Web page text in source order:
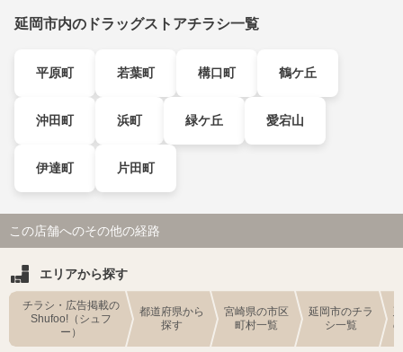
延岡市内のドラッグストアチラシ一覧
平原町 若葉町 構口町 鶴ケ丘
沖田町 浜町 緑ケ丘 愛宕山
伊達町 片田町
この店舗へのその他の経路
エリアから探す
チラシ・広告掲載の
Shufoo!（シュフ
ー）
都道府県から
探す
宮崎県の市区
町村一覧
延岡市のチラ
シ一覧